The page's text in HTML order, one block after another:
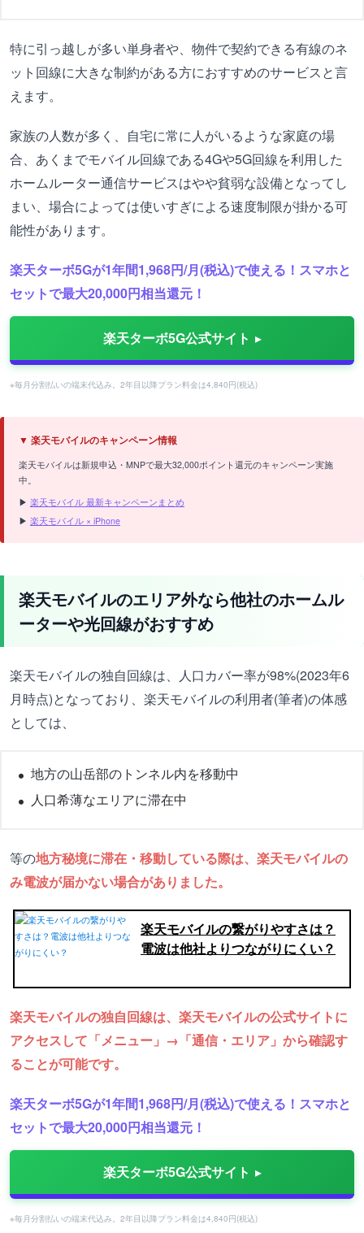
特に引っ越しが多い単身者や、物件で契約できる有線のネ
ット回線に大きな制約がある方におすすめのサービスと言
えます。
家族の人数が多く、自宅に常に人がいるような家庭の場
合、あくまでモバイル回線である4Gや5G回線を利用した
ホームルーター通信サービスはやや貧弱な設備となってし
まい、場合によっては使いすぎによる速度制限が掛かる可
能性があります。
楽天ターボ5Gが1年間1,968円/月(税込)で使える！スマホと
セットで最大20,000円相当還元！
楽天ターボ5G公式サイト
※毎月分割払いの端末代込み。2年目以降プラン料金は4,840円(税込)
▼ 楽天モバイルのキャンペーン情報
楽天モバイルは新規申込・MNPで最大32,000ポイント還元のキャンペーン実施
中。
▶ 楽天モバイル 最新キャンペーンまとめ
▶ 楽天モバイル × iPhone
楽天モバイルのエリア外なら他社のホームル
ーターや光回線がおすすめ
楽天モバイルの独自回線は、人口カバー率が98%(2023年6
月時点)となっており、楽天モバイルの利用者(筆者)の体感
としては、
地方の山岳部のトンネル内を移動中
人口希薄なエリアに滞在中
等の地方秘境に滞在・移動している際は、楽天モバイルの
み電波が届かない場合がありました。
楽天モバイルの繋がりやすさは？
電波は他社よりつながりにくい？
楽天モバイルの独自回線は、楽天モバイルの公式サイトに
アクセスして「メニュー」→「通信・エリア」から確認す
ることが可能です。
楽天ターボ5Gが1年間1,968円/月(税込)で使える！スマホと
セットで最大20,000円相当還元！
楽天ターボ5G公式サイト
※毎月分割払いの端末代込み。2年目以降プラン料金は4,840円(税込)